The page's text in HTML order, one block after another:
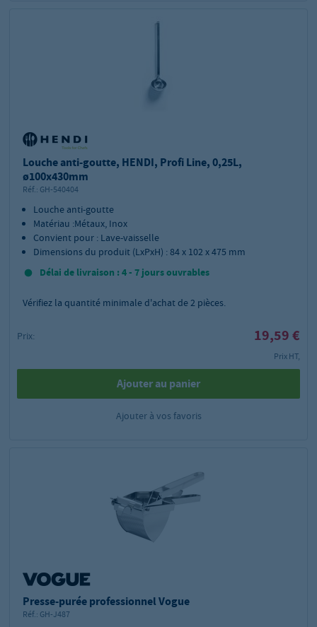
Louche anti-goutte, HENDI, Profi Line, 0,25L,
ø100x430mm
Réf.: GH-540404
Louche anti-goutte
Matériau :Métaux, Inox
Convient pour : Lave-vaisselle
Dimensions du produit (LxPxH) : 84 x 102 x 475 mm
Délai de livraison : 4 - 7 jours ouvrables
Vérifiez la quantité minimale d'achat de2 pièces.
Prix: 19,59 €
Prix HT,
Ajouter au panier
Ajouter à vos favoris
Presse-purée professionnel Vogue
Réf.: GH-J487